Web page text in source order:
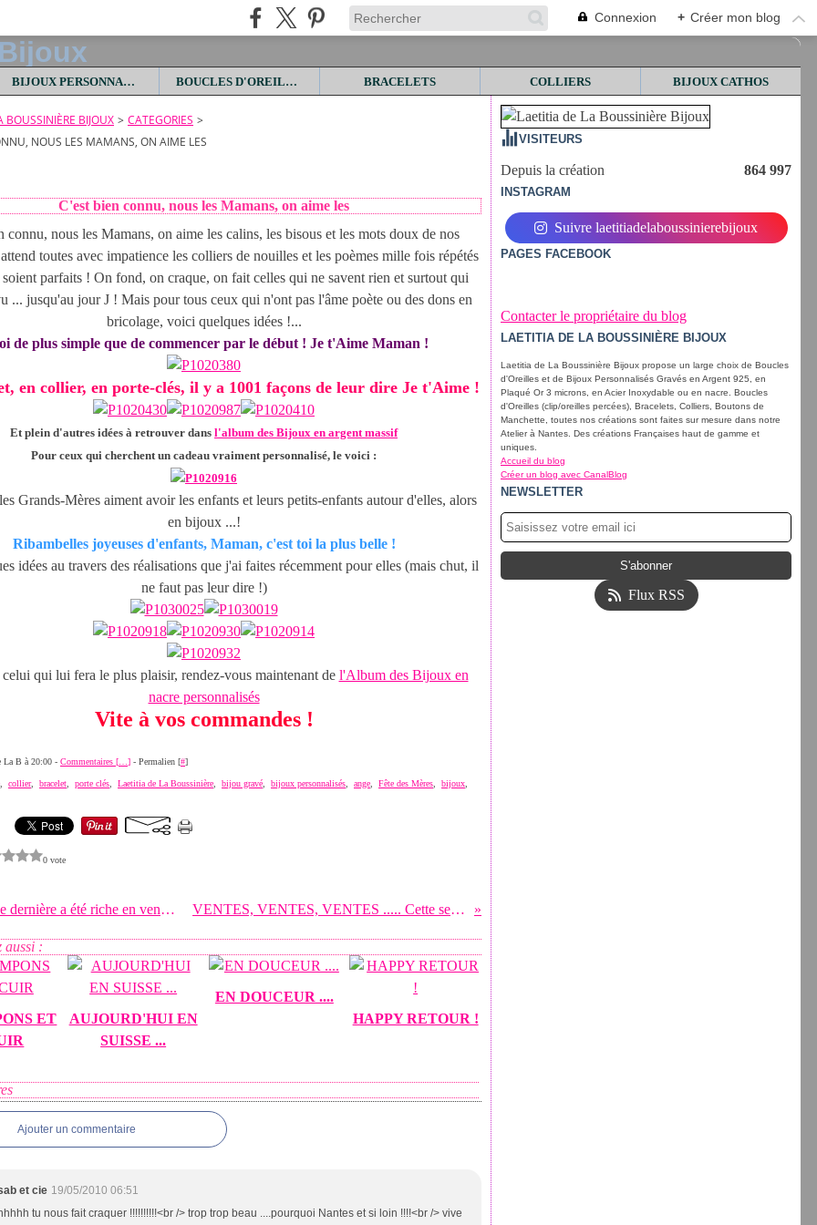
Connexion + Créer mon blog
BIJOUX PERSONNALISES BOUCLES D'OREILLES BRACELETS COLLIERS BIJOUX CATHOS
BOUSSINIÈRE BIJOUX > CATEGORIES >
NOUS LES MAMANS, ON AIME LES
C'est bien connu, nous les Mamans, on aime les
connu, nous les Mamans, on aime les calins, les bisous et les mots doux de nos
toutes avec impatience les colliers de nouilles et les poèmes mille fois répétés
parfaits ! On fond, on craque, on fait celles qui ne savent rien et surtout qui
... jusqu'au jour J ! Mais pour tous ceux qui n'ont pas l'âme poète ou des dons en
bricolage, voici quelques idées !...
de plus simple que de commencer par le début ! Je t'Aime Maman !
en collier, en porte-clés, il y a 1001 façons de leur dire Je t'Aime !
Et plein d'autres idées à retrouver dans l'album des Bijoux en argent massif
Pour ceux qui cherchent un cadeau vraiment personnalisé, le voici :
Grands-Mères aiment avoir les enfants et leurs petits-enfants autour d'elles, alors
en bijoux ...!
Ribambelles joyeuses d'enfants, Maman, c'est toi la plus belle !
idées au travers des réalisations que j'ai faites récemment pour elles (mais chut, il
ne faut pas leur dire !)
qui lui fera le plus plaisir, rendez-vous maintenant de l'Album des Bijoux en
nacre personnalisés
Vite à vos commandes !
La B à 20:00 - Commentaires [ ] - Permalien [#]
collier, bracelet porte clés Laetitia de La Boussinière bijou gravé bijoux personnalisés ange Fête des Mères bijoux
0 vote
La semaine dernière a été riche en ventes, en VENTES, VENTES, VENTES ..... Cette semaine,
aussi :
ET
AUJOURD'HUI EN
SUISSE ...
EN DOUCEUR ....
HAPPY RETOUR !
Ajouter un commentaire
et cie 19/05/2010 06:51
tu nous fait craquer !!!!!!!!!!<br /> trop trop beau ....pourquoi Nantes et si loin !!!!<br /> vive
VISITEURS
Depuis la création 864 997
INSTAGRAM
Suivre laetitiadelaboussinierebijoux
PAGES FACEBOOK
Contacter le propriétaire du blog
LAETITIA DE LA BOUSSINIÈRE BIJOUX
Laetitia de La Boussinière Bijoux propose un large choix de Boucles
d'Oreilles et de Bijoux Personnalisés Gravés en Argent 925, en
Plaqué Or 3 microns, en Acier Inoxydable ou en nacre. Boucles
d'Oreilles (clip/oreilles percées), Bracelets, Colliers, Boutons de
Manchette, toutes nos créations sont faites sur mesure dans notre
Atelier à Nantes. Des créations Françaises haut de gamme et
uniques.
Accueil du blog
Créer un blog avec CanalBlog
NEWSLETTER
Flux RSS